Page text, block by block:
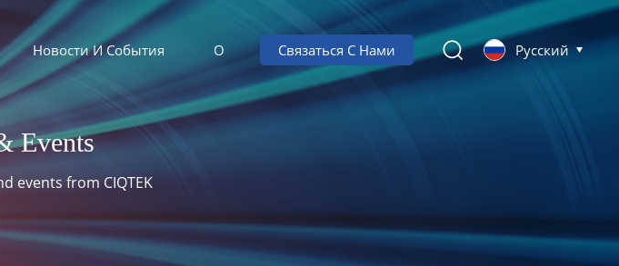
Новости И События О Связаться С Нами Русский
Events
events from CIQTEK